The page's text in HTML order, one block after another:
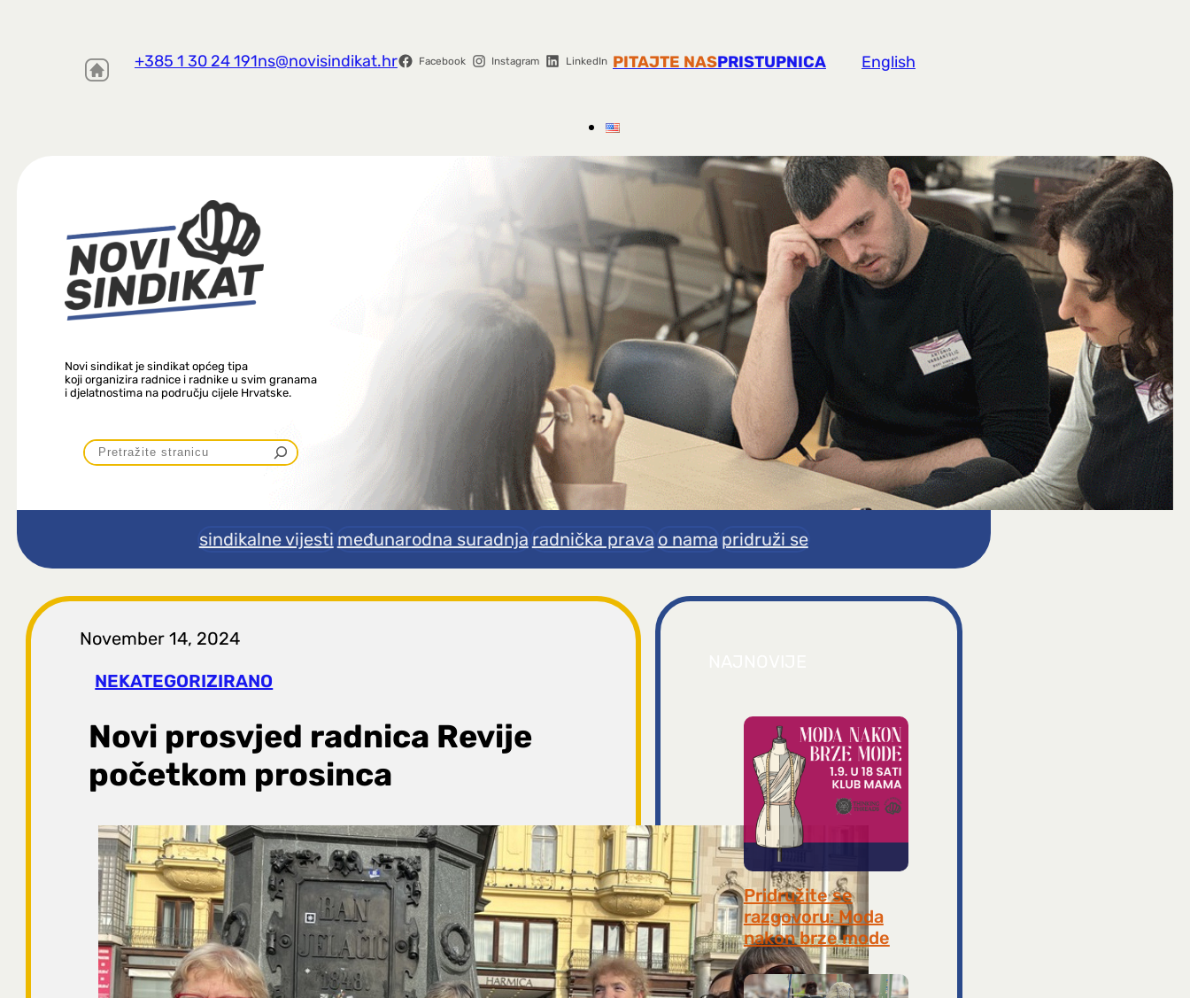
+385 1 30 24 191ns@novisindikat.hr Facebook Instagram LinkedIn PITAJTE NASPRISTUPNICA English
Novi sindikat je sindikat općeg tipa
koji organizira radnice i radnike u svim granama
i djelatnostima na području cijele Hrvatske.
P
r
t
r
a
g
a
sindikalne vijesti međunarodna suradnja radnička prava o nama pridruži se
November 14, 2024
NEKATEGORIZIRANO
Novi prosvjed radnica Revije
početkom prosinca
Pridružite se
razgovoru: Moda
nakon brze mode
July 31, 2026